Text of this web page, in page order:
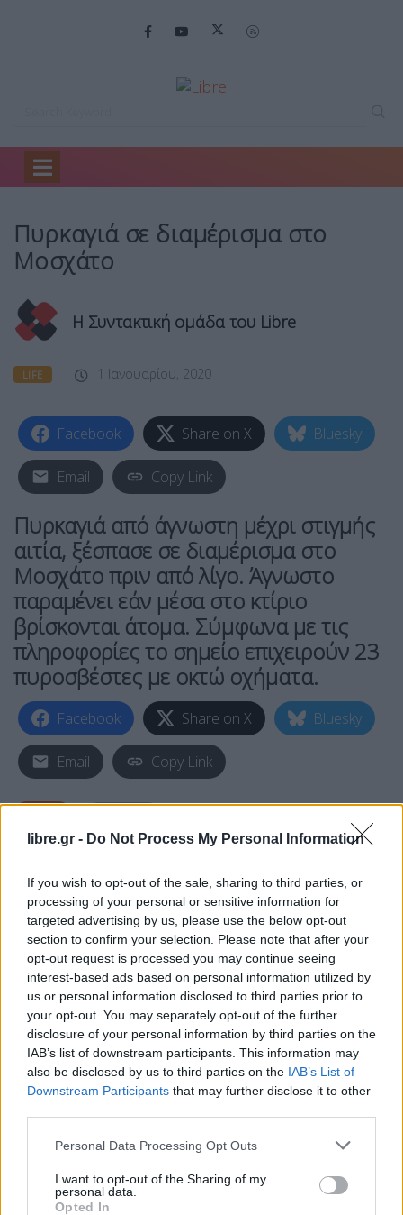
libre.gr - Do Not Process My Personal Information
If you wish to opt-out of the sale, sharing to third parties, or
processing of your personal or sensitive information for
targeted advertising by us, please use the below opt-out
section to confirm your selection. Please note that after your
opt-out request is processed you may continue seeing
interest-based ads based on personal information utilized by
us or personal information disclosed to third parties prior to
your opt-out. You may separately opt-out of the further
disclosure of your personal information by third parties on the
IAB’s list of downstream participants. This information may
also be disclosed by us to third parties on the IAB’s List of
Downstream Participants that may further disclose it to other
Personal Data Processing Opt Outs
I want to opt-out of the Sharing of my
personal data.
Opted In
Home
Πυρκαγιά σε διαμέρισμα στο
Μοσχάτο
Η Συντακτική ομάδα του Libre
LIFE 1 Ιανουαρίου, 2020
Facebook Share on X Bluesky
Email Copy Link
Πυρκαγιά από άγνωστη μέχρι στιγμής
αιτία, ξέσπασε σε διαμέρισμα στο
Μοσχάτο πριν από λίγο. Άγνωστο
παραμένει εάν μέσα στο κτίριο
βρίσκονται άτομα. Σύμφωνα με τις
πληροφορίες το σημείο επιχειρούν 23
πυροσβέστες με οκτώ οχήματα.
Facebook Share on X Bluesky
Email Copy Link
Σχετικά Άρθρα
επόμενη...
4 Αυγούστου, 2026